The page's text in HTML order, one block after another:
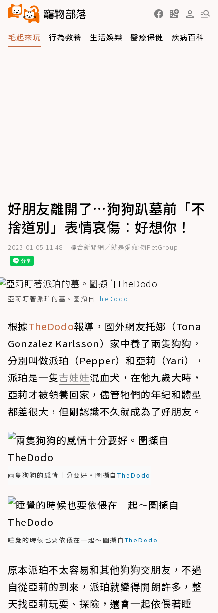
毛起來玩 行為教養 生活娛樂 醫療保健 疾病百科
好朋友離開了…狗狗趴墓前「不
捨道別」表情哀傷：好想你！
2023-01-05 11:48 聯合新聞網／就是愛寵物iPetGroup
亞莉盯著派珀的墓。圖擷自 TheDodo
根據TheDodo報導，國外網友托娜（Tona
Gonzalez Karlsson）家中養了兩隻狗狗，
分別叫做派珀（Pepper）和亞莉（Yari），
派珀是一隻吉娃娃混血犬，在牠九歲大時，
亞莉才被領養回家，儘管牠們的年紀和體型
都差很大，但剛認識不久就成為了好朋友。
兩隻狗狗的感情十分要好。圖擷自 TheDodo
睡覺的時候也要依偎在一起～圖擷自 TheDodo
原本派珀不太容易和其他狗狗交朋友，不過
自從亞莉的到來，派珀就變得開朗許多，整
天找亞莉玩耍、探險，還會一起依偎著睡